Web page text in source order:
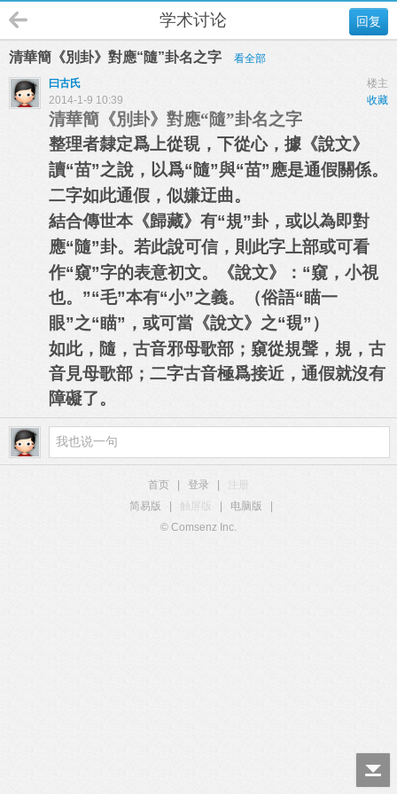
回复
学术讨论
清華簡《別卦》對應“隨”卦名之字
看全部
楼主
曰古氏
收藏
2014-1-9 10:39
清華簡《別卦》對應“隨”卦名之字
整理者隸定爲上從覒 ，下從心，據《說文》
讀“苗”之說，以爲“隨”與“苗”應是通假關係。
二字如此通假，似嫌迂曲。
結合傳世本《歸藏》有“規”卦，或以為即對
應“隨”卦。若此說可信，則此字上部或可看
作“窺”字的表意初文。
《說文》：“窺，小視
也。”“毛”本有“小”之義。（俗語“瞄一
眼”之“瞄”，或可當《說文》之“覒”）
如此，隨，古音邪母歌部；窺從規聲，規，古
音見母歌部；二字古音極爲接近，通假就沒有
障礙了。
首页 登录
简易版
触屏版 电脑版
© Comsenz Inc.